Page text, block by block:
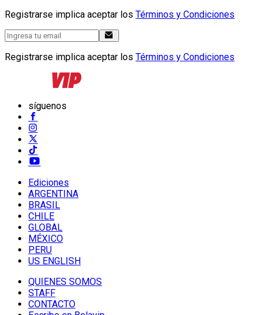
Registrarse implica aceptar los Términos y Condiciones
Registrarse implica aceptar los Términos y Condiciones
síguenos
Ediciones
ARGENTINA
BRASIL
CHILE
GLOBAL
MÉXICO
PERU
US ENGLISH
QUIENES SOMOS
STAFF
CONTACTO